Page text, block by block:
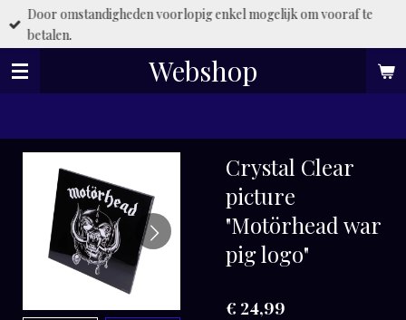
Ga
direct
de
Webshop
Door omstandigheden voorlopig enkel mogelijk om vooraf te
betalen.
Crystal Clear
picture
"Motörhead war
pig logo"
€ 24,99